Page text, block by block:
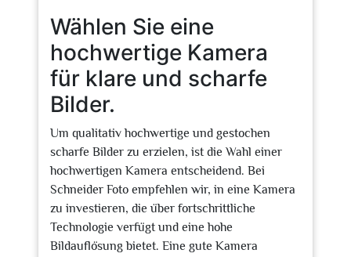
Wählen Sie eine
hochwertige Kamera
für klare und scharfe
Bilder.
Um qualitativ hochwertige und gestochen
scharfe Bilder zu erzielen, ist die Wahl einer
hochwertigen Kamera entscheidend. Bei
Schneider Foto empfehlen wir, in eine Kamera
zu investieren, die über fortschrittliche
Technologie verfügt und eine hohe
Bildauflösung bietet. Eine gute Kamera